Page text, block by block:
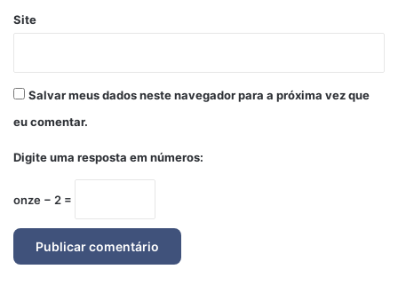
Site
Salvar meus dados neste navegador para a próxima vez que
eu comentar.
Digite uma resposta em números:
onze − 2 =